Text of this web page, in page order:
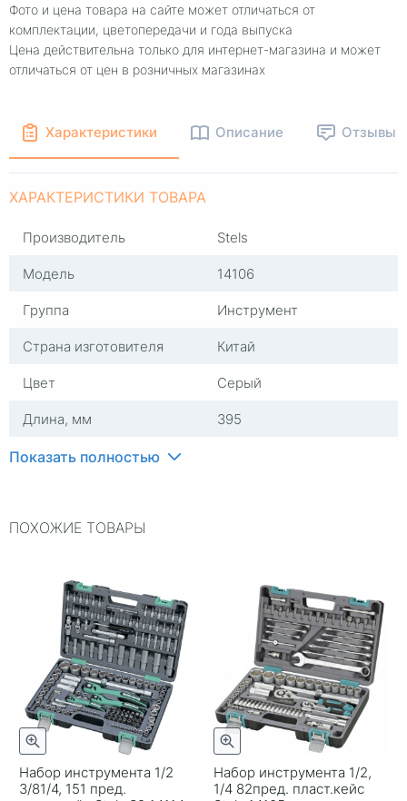
Фото и цена товара на сайте может отличаться от
комплектации, цветопередачи и года выпуска
Цена действительна только для интернет-магазина и может
отличаться от цен в розничных магазинах
Характеристики Описание Отзывы
ХАРАКТЕРИСТИКИ ТОВАРА
Производитель
Stels
Модель
14106
Группа
Инструмент
Страна изготовителя
Китай
Цвет
Серый
Длина, мм
395
Количество в упаковке,
Ширина, мм
Комплектация
Биты, Удлиннители,
Головки торцевые, Ключ
трещоточный
Показать полностью
ПОХОЖИЕ ТОВАРЫ
Набор инструмента 1/2
3/81/4, 151 пред.
Набор инструмента 1/2,
1/4 82пред. пласт.кейс